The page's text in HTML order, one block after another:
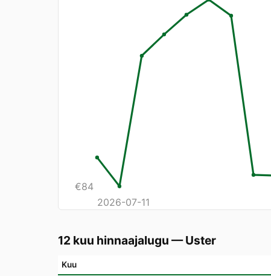
€84
2026-07-11
12 kuu hinnaajalugu —Uster
Kuu